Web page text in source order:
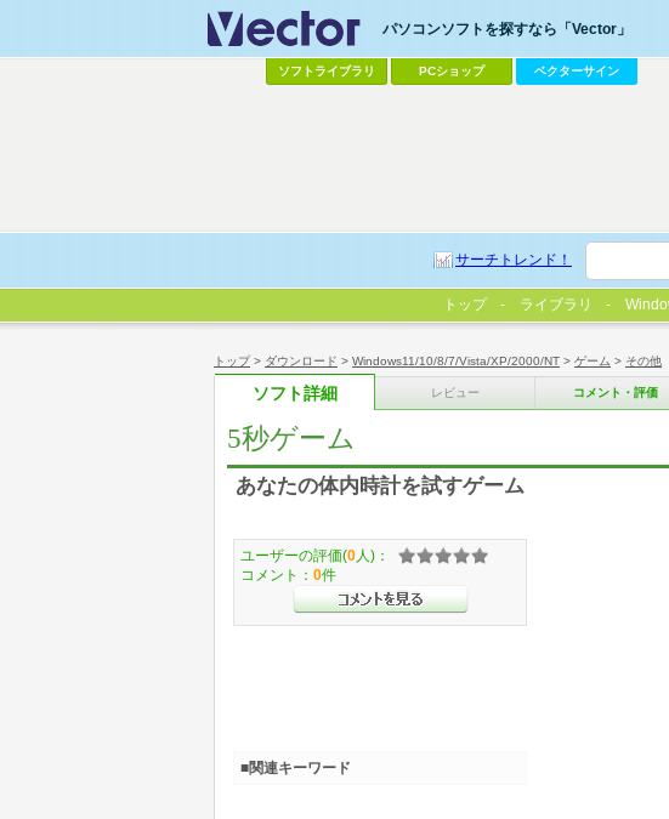
トップ> ダウンロード > Windows11/10/8/7/Vista/XP/2000/NT > ゲーム > その他
ソフト詳細 レビュー コメント・評価
5秒ゲーム
あなたの体内時計を試すゲーム
ユーザーの評価(0 人)：
コメント： 0件
■関連キーワード
パソコンソフトを探すなら「Vector」
ソフトライブラリ PCショップ ベクターサイン
サーチトレンド！
トップ ライブラリ